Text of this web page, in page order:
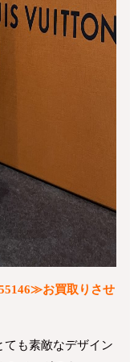
お買取りさせ
ても素敵なデザイン